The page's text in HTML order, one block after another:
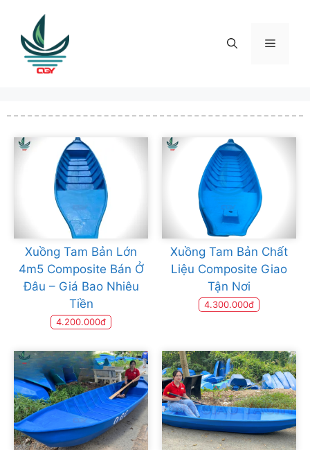
content
Menu
Xuồng Tam Bản Lớn
4m5 Composite Bán Ở
Đâu – Giá Bao Nhiêu
Tiền
4.200.000đ
Xuồng Tam Bản Chất
Liệu Composite Giao
Tận Nơi
4.300.000đ